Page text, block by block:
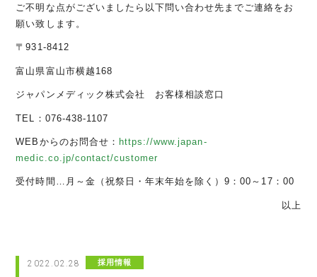
ご不明な点がございましたら以下問い合わせ先までご連絡をお
願い致します。
〒931-8412
富山県富山市横越168
ジャパンメディック株式会社 お客様相談窓口
TEL ： 076-438-1107
WEB からのお問合せ： https://www.japan-
medic.co.jp/contact/customer
受付時間…月～金（祝祭日・年末年始を除く）9 ：00 ～ 17 ： 00
以上
2022.02.28 採用情報